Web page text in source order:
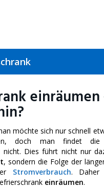
einräumen
möchte sich nur schnell
doch man findet die
nicht. Dies führt nicht nur
, sondern die Folge der
Stromverbrauch. Daher
einräumen.